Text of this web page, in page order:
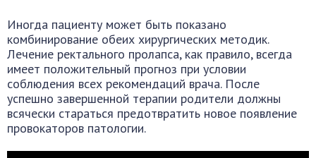
Иногда пациенту может быть показано
комбинирование обеих хирургических методик.
Лечение ректального пролапса, как правило, всегда
имеет положительный прогноз при условии
соблюдения всех рекомендаций врача. После
успешно завершенной терапии родители должны
всячески стараться предотвратить новое появление
провокаторов патологии.